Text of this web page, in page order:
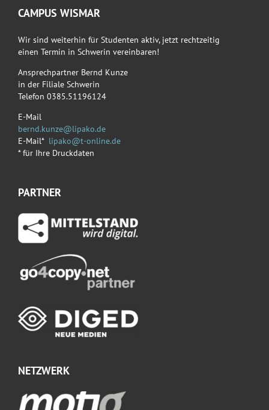
CAMPUS WISMAR
Wir sind weiterhin für Studenten aktiv, jetzt rechtzeitig
einen Termin in Schwerin vereinbaren!
Ansprechpartner Bernd Kunze
in der Filiale Schwerin
Telefon 0385.51196124
E-Mail
bernd.kunze@lipako.de
E-Mail* lipako@t-online.de
* für Ihre Druckdaten
PARTNER
NETZWERK